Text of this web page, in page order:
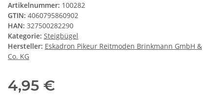
Artikelnummer: 100282
GTIN: 4060795860902
HAN: 327500282290
Kategorie: Steigbügel
Hersteller: Eskadron Pikeur Reitmoden Brinkmann GmbH &
Co. KG
4,95 €